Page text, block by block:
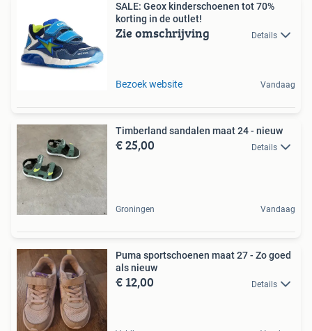
SALE: Geox kinderschoenen tot 70%
korting in de outlet!
Zie omschrijving Details
Bezoek website Vandaag
Timberland sandalen maat 24 - nieuw
€ 25,00 Details
Groningen Vandaag
Puma sportschoenen maat 27 - Zo goed
als nieuw
€ 12,00 Details